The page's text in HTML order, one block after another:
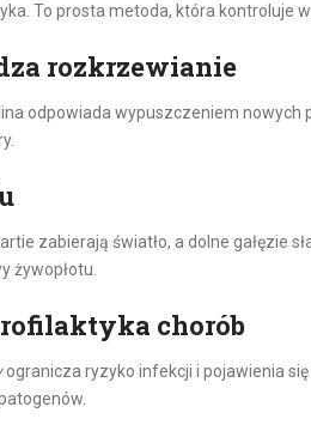
To prosta metoda, która kontroluje
rozkrzewianie
odpowiada wypuszczeniem nowych
zabierają światło, a dolne gałęzie
żywopłotu.
chorób
ogranicza ryzyko infekcji i pojawienia